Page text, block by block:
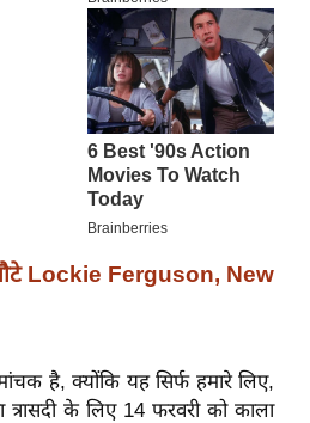
Lockie Ferguson, New
है, क्योंकि यह सिर्फ हमारे लिए,
के लिए 14 फरवरी को काला